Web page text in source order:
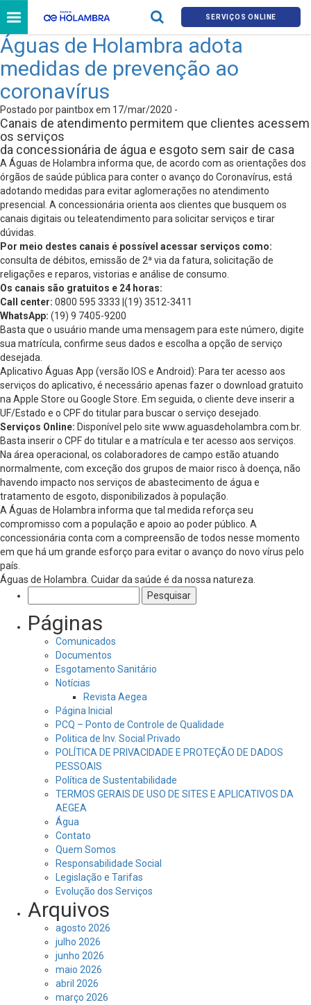
SERVIÇOS ONLINE
Águas de Holambra adota
medidas de prevenção ao
coronavírus
Postado por paintbox em 17/mar/2020 -
Canais de atendimento permitem que clientes acessem
os serviços
da concessionária de água e esgoto sem sair de casa
A Águas de Holambra informa que, de acordo com as orientações dos
órgãos de saúde pública para conter o avanço do Coronavírus, está
adotando medidas para evitar aglomerações no atendimento
presencial. A concessionária orienta aos clientes que busquem os
canais digitais ou teleatendimento para solicitar serviços e tirar
dúvidas.
Por meio destes canais é possível acessar serviços como:
consulta de débitos, emissão de 2ª via da fatura, solicitação de
religações e reparos, vistorias e análise de consumo.
Os canais são gratuitos e 24 horas:
Call center: 0800 595 3333 |(19) 3512-3411
WhatsApp: (19) 9 7405-9200
Basta que o usuário mande uma mensagem para este número, digite
sua matrícula, confirme seus dados e escolha a opção de serviço
desejada.
Aplicativo Águas App (versão IOS e Android): Para ter acesso aos
serviços do aplicativo, é necessário apenas fazer o download gratuito
na Apple Store ou Google Store. Em seguida, o cliente deve inserir a
UF/Estado e o CPF do titular para buscar o serviço desejado.
Serviços Online: Disponível pelo site www.aguasdeholambra.com.br.
Basta inserir o CPF do titular e a matrícula e ter acesso aos serviços.
Na área operacional, os colaboradores de campo estão atuando
normalmente, com exceção dos grupos de maior risco à doença, não
havendo impacto nos serviços de abastecimento de água e
tratamento de esgoto, disponibilizados à população.
A Águas de Holambra informa que tal medida reforça seu
compromisso com a população e apoio ao poder público. A
concessionária conta com a compreensão de todos nesse momento
em que há um grande esforço para evitar o avanço do novo vírus pelo
país.
Águas de Holambra. Cuidar da saúde é da nossa natureza.
por:
Páginas
Comunicados
Documentos
Esgotamento Sanitário
Notícias
Revista Aegea
Página Inicial
PCQ – Ponto de Controle de Qualidade
Politica de Inv. Social Privado
POLÍTICA DE PRIVACIDADE E PROTEÇÃO DE DADOS
PESSOAIS
Política de Sustentabilidade
TERMOS GERAIS DE USO DE SITES E APLICATIVOS DA
AEGEA
Água
Contato
Quem Somos
Responsabilidade Social
Legislação e Tarifas
Evolução dos Serviços
Arquivos
agosto 2026
julho 2026
junho 2026
maio 2026
abril 2026
março 2026